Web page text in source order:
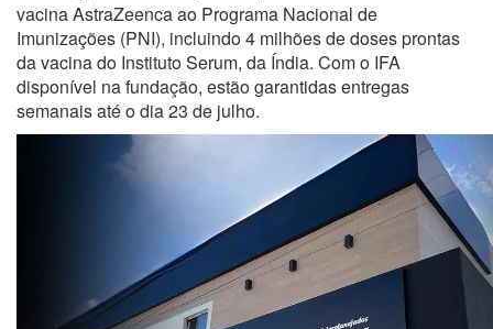
vacina AstraZeenca ao Programa Nacional de
Imunizações (PNI), incluindo 4 milhões de doses prontas
da vacina do Instituto Serum, da Índia. Com o IFA
disponível na fundação, estão garantidas entregas
semanais até o dia 23 de julho.